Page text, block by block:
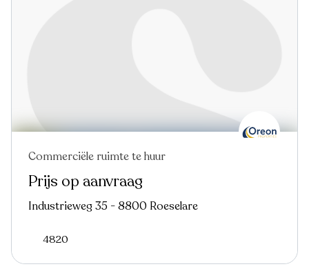
Commerciële ruimte te huur
Prijs op aanvraag
Industrieweg 35 - 8800 Roeselare
4820